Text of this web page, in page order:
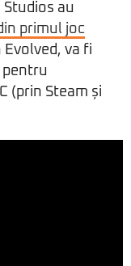
Studios au
primul joc
va fi
pentru
(prin Steam și